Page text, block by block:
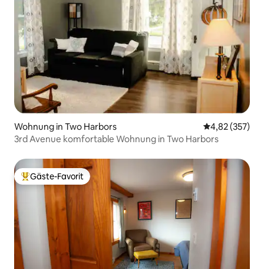
Wohnung in Two Harbors
4,82 (357)
3rd Avenue komfortable Wohnung in Two Harbors
Beliebter Gäste-Favorit.
Gäste-Favorit